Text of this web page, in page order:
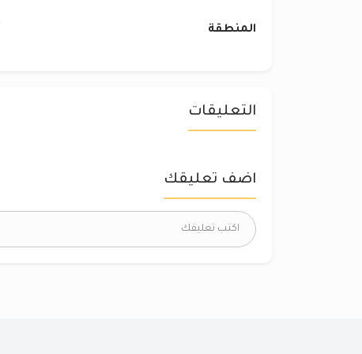
المنطقة
التعليقات
اضف تعليقك